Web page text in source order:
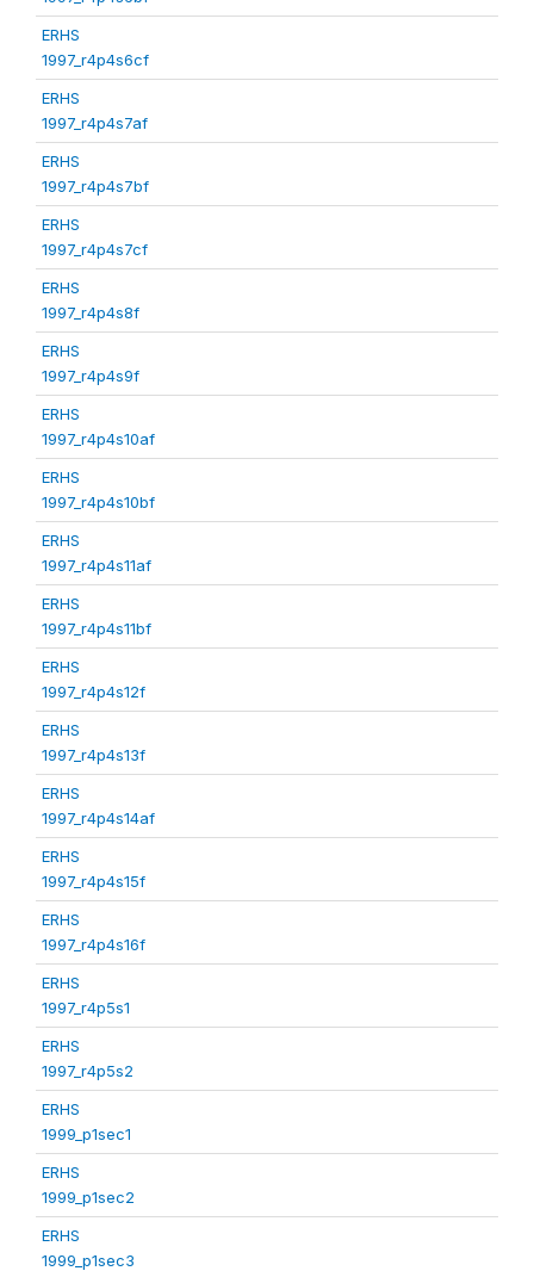
ERHS
1997_r4p4s6cf
ERHS
1997_r4p4s7af
ERHS
1997_r4p4s7bf
ERHS
1997_r4p4s7cf
ERHS
1997_r4p4s8f
ERHS
1997_r4p4s9f
ERHS
1997_r4p4s10af
ERHS
1997_r4p4s10bf
ERHS
1997_r4p4s11af
ERHS
1997_r4p4s11bf
ERHS
1997_r4p4s12f
ERHS
1997_r4p4s13f
ERHS
1997_r4p4s14af
ERHS
1997_r4p4s15f
ERHS
1997_r4p4s16f
ERHS
1997_r4p5s1
ERHS
1997_r4p5s2
ERHS
1999_p1sec1
ERHS
1999_p1sec2
ERHS
1999_p1sec3